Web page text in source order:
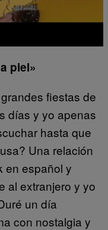
piel»
fiestas de
días y yo apenas
hasta que
Una relación
en español y
al extranjero y yo
un día
con nostalgia y